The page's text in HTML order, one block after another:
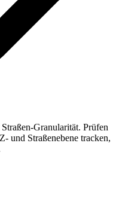
Granularität. Prüfen
und Straßenebene tracken,